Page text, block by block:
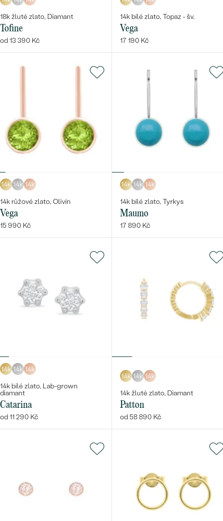
18k žluté zlato, Diamant
Tofine
od 13 390 Kč
14k bílé zlato, Topaz - šv.
Vega
17 190 Kč
14k 14k 14k
14k růžové zlato, Olivín
Vega
15 990 Kč
14k 14k 14k
14k bílé zlato, Tyrkys
Maumo
17 890 Kč
14k 14k 14k
14k bílé zlato, Lab-grown
diamant
Catarina
od 11 290 Kč
14k 14k 14k
14k žluté zlato, Diamant
Patton
od 58 890 Kč